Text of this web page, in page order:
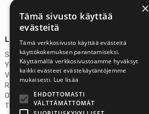
Lisätietoja
Stardust Finland Oy
Y-tunnus: 2972445-9
Virallinen osoite
Rantatie 37 C75, 33250 Tampere
OP Tampere
Tilinumero FI6357300820922629
×
Tämä sivusto käyttää
evästeitä
Tämä verkkosivusto käyttää evästeitä
käyttökokemuksen parantamiseksi.
Käyttämällä verkkosivustoamme hyväksyt
kaikki evästeet evästekäytäntöjemme
mukaisesti. Lue lisää
EHDOTTOMASTI
VÄLTTÄMÄTTÖMÄT